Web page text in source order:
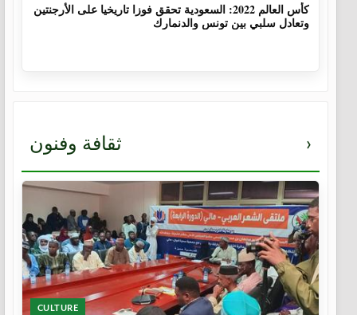
كأس العالم 2022: السعودية تحقق فوزا تاريخيا على الأرجنتين
وتعادل سلبي بين تونس والدنمارك
ثقافة وفنون ›
CULTURE